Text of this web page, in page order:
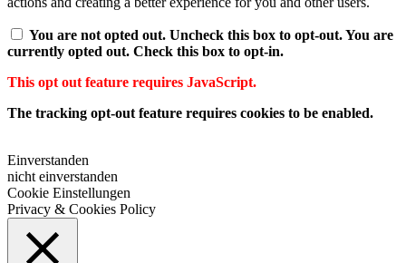
You are not opted out. Uncheck this box to opt-out.You are
currently opted out. Check this box to opt-in.
This opt out feature requires JavaScript.
The tracking opt-out feature requires cookies to be enabled.
Einverstanden
nicht einverstanden
Cookie Einstellungen
Privacy & Cookies Policy